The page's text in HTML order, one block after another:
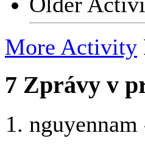
More Activity
7 Zprávy v
nguyennam